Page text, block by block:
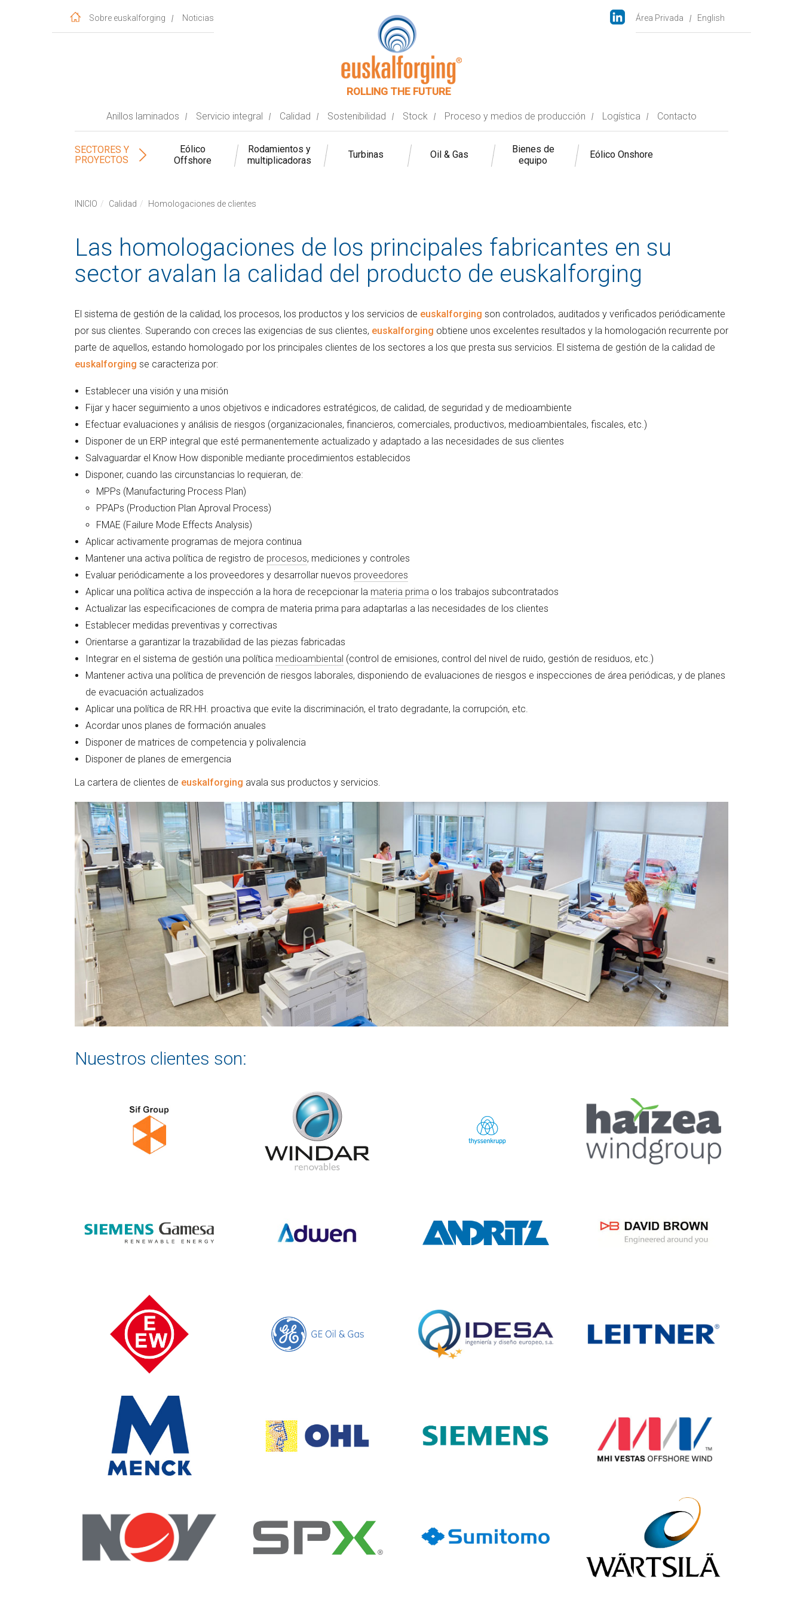
Sobre euskalforging Noticias Área Privada English
ROLLING THE FUTURE
Anillos laminados Servicio integral Calidad Sostenibilidad Stock Proceso y medios de producción Logística Contacto
SECTORES Y
PROYECTOS
Eólico
Offshore
Rodamientos y
multiplicadoras
Turbinas Oil & Gas
Bienes de
equipo
Eólico Onshore
INICIO Calidad Homologaciones de clientes
Las homologaciones de los principales fabricantes en su
sector avalan la calidad del producto de euskalforging
El sistema de gestión de la calidad, los procesos, los productos y los servicios de euskalforging son controlados, auditados y verificados periódicamente
por sus clientes. Superando con creces las exigencias de sus clientes, euskalforging obtiene unos excelentes resultados y la homologación recurrente por
parte de aquellos, estando homologado por los principales clientes de los sectores a los que presta sus servicios. El sistema de gestión de la calidad de
euskalforging se caracteriza por:
Establecer una visión y una misión
Fijar y hacer seguimiento a unos objetivos e indicadores estratégicos, de calidad, de seguridad y de medioambiente
Efectuar evaluaciones y análisis de riesgos (organizacionales, financieros, comerciales, productivos, medioambientales, fiscales, etc.)
Disponer de un ERP integral que esté permanentemente actualizado y adaptado a las necesidades de sus clientes
Salvaguardar el Know How disponible mediante procedimientos establecidos
Disponer, cuando las circunstancias lo requieran, de:
MPPs (Manufacturing Process Plan)
PPAPs (Production Plan Aproval Process)
FMAE (Failure Mode Effects Analysis)
Aplicar activamente programas de mejora continua
Mantener una activa política de registro de procesos, mediciones y controles
Evaluar periódicamente a los proveedores y desarrollar nuevos proveedores
Aplicar una política activa de inspección a la hora de recepcionar la materia primao los trabajos subcontratados
Actualizar las especificaciones de compra de materia prima para adaptarlas a las necesidades de los clientes
Establecer medidas preventivas y correctivas
Orientarse a garantizar la trazabilidad de las piezas fabricadas
Integrar en el sistema de gestión una política medioambiental (control de emisiones, control del nivel de ruido, gestión de residuos, etc.)
Mantener activa una política de prevención de riesgos laborales, disponiendo de evaluaciones de riesgos e inspecciones de área periódicas, y de planes
de evacuación actualizados
Aplicar una política de RR.HH. proactiva que evite la discriminación, el trato degradante, la corrupción, etc.
Acordar unos planes de formación anuales
Disponer de matrices de competencia y polivalencia
Disponer de planes de emergencia
La cartera de clientes de euskalforging avala sus productos y servicios.
Nuestros clientes son: